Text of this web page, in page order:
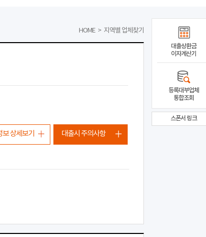
HOME > 지역별 업체찾기
보 상세보기 대출시 주의사항
대출상환금
이자계산기
등록대부업체
통합조회
스폰서 링크